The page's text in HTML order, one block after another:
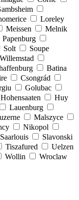
Loreley
Meissen
Melnik
Papenburg
Solt
Soupe
Willemstad
Batina
Csongrád
Golubac
Hohensaaten
Huy
Lauenburg
Malszyce
Nikopol
Saarlouis
Slavonski
Tiszafured
Uelzen
Wollin
Wroclaw